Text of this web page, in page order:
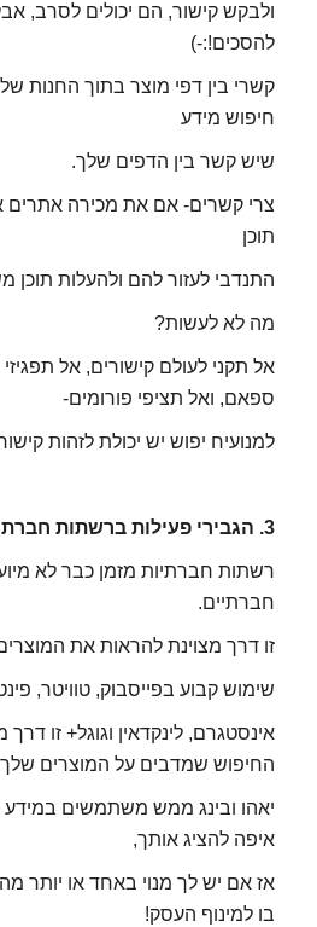
ולבקש קישור, הם יכולים לסרב,
להסכים!:-)
קשרי בין דפי מוצר בתוך החנות
חיפוש מידע
שיש קשר בין הדפים שלך.
צרי קשרים- אם את מכירה אתרים
תוכן
התנדבי לעזור להם ולהעלות תוכן
מה לא לעשות?
אל תקני לעולם קישורים, אל תפגיזי
ספאם, ואל תציפי פורומים-
למנועיח יפוש יש יכולת לזהות
3. הגבירי פעילות ברשתות חברתיות!
רשתות חברתיות מזמן כבר לא
חברתיים.
זו דרך מצוינת להראות את
שימוש קבוע בפייסבוק, טוויטר,
אינסטגרם, לינקדאין וגוגל+ זו דרך
החיפוש שמדבים על המוצרים
יאהו ובינג ממש משתמשים
איפה להציג אותך,
אז אם יש לך מנוי באחד או יותר
בו למינוף העסק!